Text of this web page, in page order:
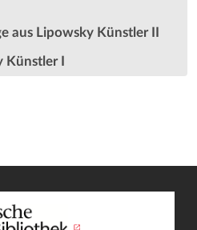
aus Lipowsky Künstler II
Künstler I